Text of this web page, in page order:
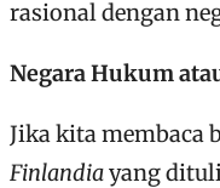
rasional dengan
Negara Hukum
Jika kita membaca
Finlandiayang